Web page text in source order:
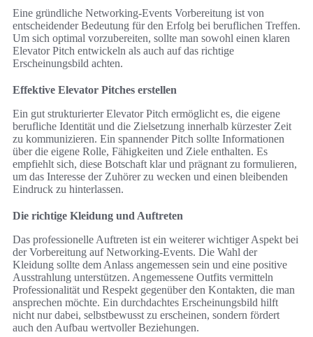
Eine gründliche Networking-Events Vorbereitung ist von
entscheidender Bedeutung für den Erfolg bei beruflichen Treffen.
Um sich optimal vorzubereiten, sollte man sowohl einen klaren
Elevator Pitch entwickeln als auch auf das richtige
Erscheinungsbild achten.
Effektive Elevator Pitches erstellen
Ein gut strukturierter Elevator Pitch ermöglicht es, die eigene
berufliche Identität und die Zielsetzung innerhalb kürzester Zeit
zu kommunizieren. Ein spannender Pitch sollte Informationen
über die eigene Rolle, Fähigkeiten und Ziele enthalten. Es
empfiehlt sich, diese Botschaft klar und prägnant zu formulieren,
um das Interesse der Zuhörer zu wecken und einen bleibenden
Eindruck zu hinterlassen.
Die richtige Kleidung und Auftreten
Das professionelle Auftreten ist ein weiterer wichtiger Aspekt bei
der Vorbereitung auf Networking-Events. Die Wahl der
Kleidung sollte dem Anlass angemessen sein und eine positive
Ausstrahlung unterstützen. Angemessene Outfits vermitteln
Professionalität und Respekt gegenüber den Kontakten, die man
ansprechen möchte. Ein durchdachtes Erscheinungsbild hilft
nicht nur dabei, selbstbewusst zu erscheinen, sondern fördert
auch den Aufbau wertvoller Beziehungen.